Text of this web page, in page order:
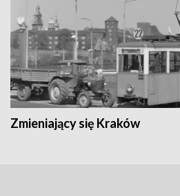
Zmieniający się Kraków